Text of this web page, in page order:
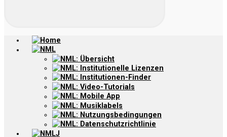
Home
NML
NML: Übersicht
NML: Institutionelle Lizenzen
NML: Institutionen-Finder
NML: Video-Tutorials
NML: Mobile App
NML: Musiklabels
NML: Nutzungsbedingungen
NML: Datenschutzrichtlinie
NMLJ